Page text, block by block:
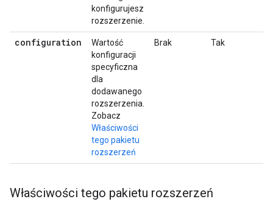
konfigurujesz
rozszerzenie.
configuration
Wartość
konfiguracji
specyficzna
dla
dodawanego
rozszerzenia.
Zobacz
Właściwości
tego pakietu
rozszerzeń
Brak Tak
Właściwości tego pakietu rozszerzeń